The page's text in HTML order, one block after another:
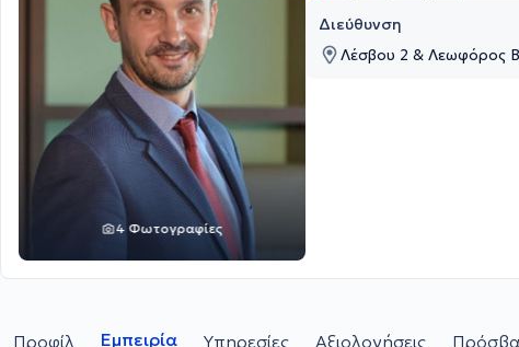
4 Φωτογραφίες
Διεύθυνση
Λέσβου 2 & Λεωφόρος
Προφίλ Εμπειρία Υπηρεσίες Αξιολογήσεις